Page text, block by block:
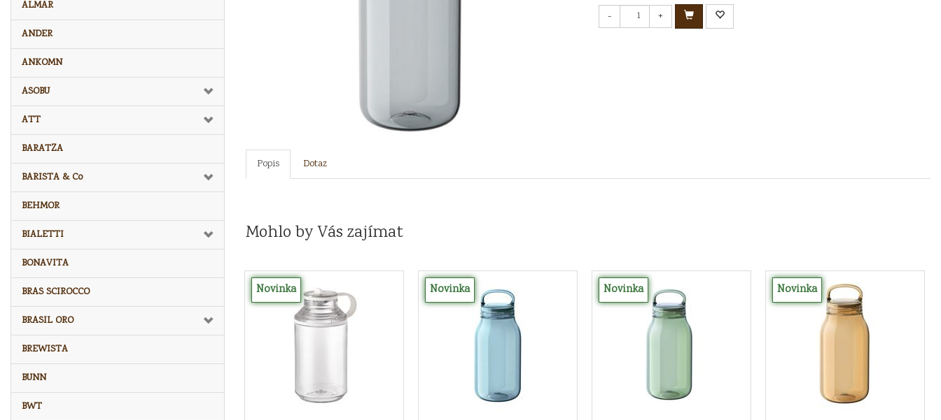
ALMAR
ANDER
ANKOMN
ASOBU
ATT
BARATZA
BARISTA & Co
BEHMOR
BIALETTI
BONAVITA
BRAS SCIROCCO
BRASIL ORO
BREWISTA
BUNN
BWT
- +
Popis Dotaz
Mohlo by Vás zajímat
Novinka Novinka Novinka Novinka